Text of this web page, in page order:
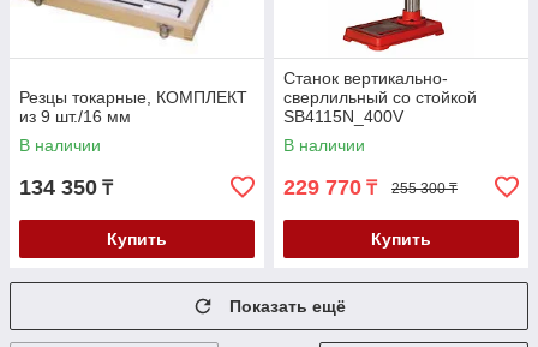
Резцы токарные, КОМПЛЕКТ
из 9 шт./16 мм
В наличии
134 350 ₸
Купить
Станок вертикально-
сверлильный со стойкой
SB4115N_400V
В наличии
229 770 ₸ 255 300 ₸
Купить
Показать ещё